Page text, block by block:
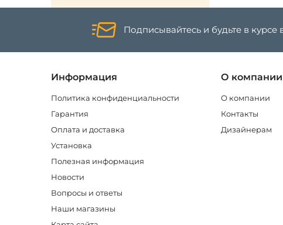
Подписывайтесь и будьте в
Информация
Политика конфиденциальности
Гарантия
Оплата и доставка
Установка
Полезная информация
Новости
Вопросы и ответы
Наши магазины
О компании
О компании
Контакты
Дизайнерам